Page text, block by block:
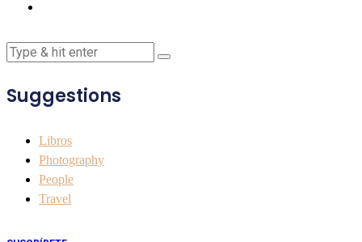
Suggestions
Libros
Photography
People
Travel